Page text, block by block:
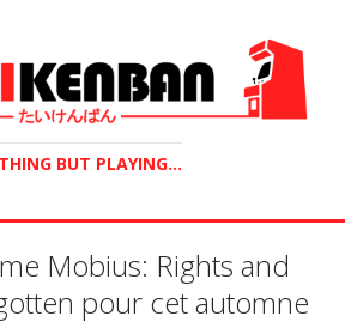
BUT PLAYING...
Mobius: Rights and
pour cet automne